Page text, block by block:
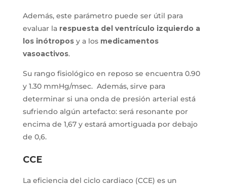
Además, este parámetro puede ser útil para
evaluar la respuesta del ventrículo izquierdo a
los inótropos y a los medicamentos
vasoactivos.
Su rango fisiológico en reposo se encuentra 0.90
y 1.30 mmHg/msec. Además, sirve para
determinar si una onda de presión arterial está
sufriendo algún artefacto: será resonante por
encima de 1,67 y estará amortiguada por debajo
de 0,6.
CCE
La eficiencia del ciclo cardiaco (CCE) es un